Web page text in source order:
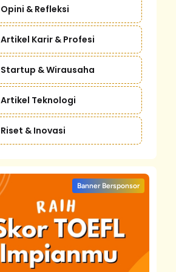
Opini & Refleksi
Artikel Karir & Profesi
Startup & Wirausaha
Artikel Teknologi
Riset & Inovasi
Banner Bersponsor